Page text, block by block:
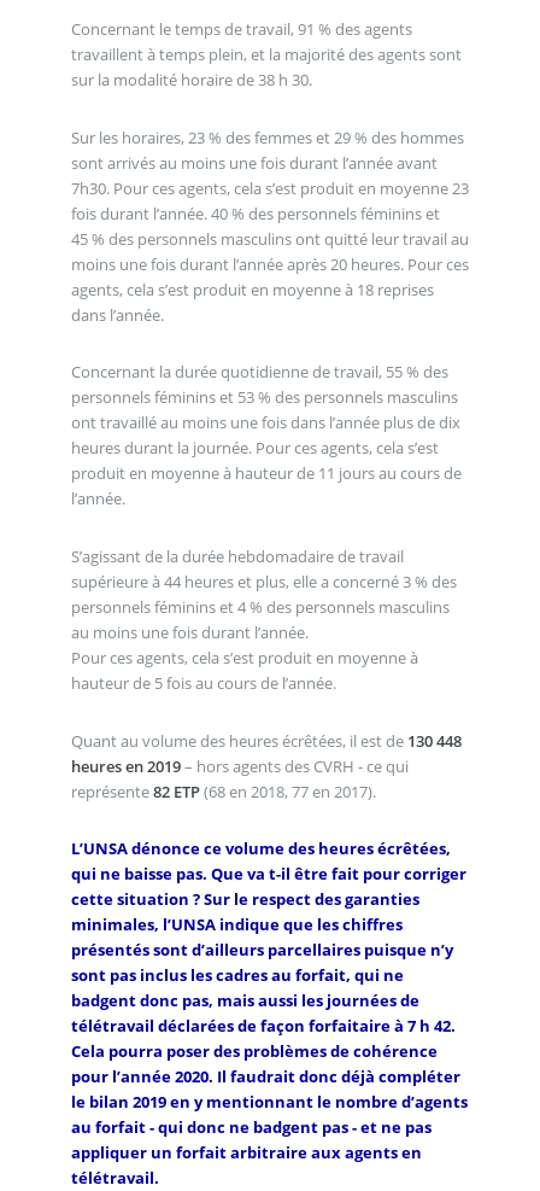
Concernant le temps de travail, 91 % des agents
travaillent à temps plein, et la majorité des agents sont
sur la modalité horaire de 38 h 30.
Sur les horaires, 23 % des femmes et 29 % des hommes
sont arrivés au moins une fois durant l’année avant
7h30. Pour ces agents, cela s’est produit en moyenne 23
fois durant l’année. 40 % des personnels féminins et
45 % des personnels masculins ont quitté leur travail au
moins une fois durant l’année après 20 heures. Pour ces
agents, cela s’est produit en moyenne à 18 reprises
dans l’année.
Concernant la durée quotidienne de travail, 55 % des
personnels féminins et 53 % des personnels masculins
ont travaillé au moins une fois dans l’année plus de dix
heures durant la journée. Pour ces agents, cela s’est
produit en moyenne à hauteur de 11 jours au cours de
l’année.
S’agissant de la durée hebdomadaire de travail
supérieure à 44 heures et plus, elle a concerné 3 % des
personnels féminins et 4 % des personnels masculins
au moins une fois durant l’année.
Pour ces agents, cela s’est produit en moyenne à
hauteur de 5 fois au cours de l’année.
Quant au volume des heures écrêtées, il est de 130 448
heures en 2019– hors agents des CVRH - ce qui
représente82 ETP(68 en 2018, 77 en 2017).
L’UNSA dénonce ce volume des heures écrêtées,
qui ne baisse pas. Que va t-il être fait pour corriger
cette situation ? Sur le respect des garanties
minimales, l’UNSA indique que les chiffres
présentés sont d’ailleurs parcellaires puisque n’y
sont pas inclus les cadres au forfait, qui ne
badgent donc pas, mais aussi les journées de
télétravail déclarées de façon forfaitaire à 7 h 42.
Cela pourra poser des problèmes de cohérence
pour l’année 2020. Il faudrait donc déjà compléter
le bilan 2019 en y mentionnant le nombre d’agents
au forfait - qui donc ne badgent pas - et ne pas
appliquer un forfait arbitraire aux agents en
télétravail.